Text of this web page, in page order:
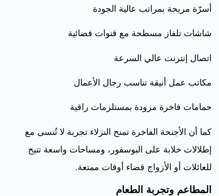
أسرّة مريحة بمراتب عالية الجودة
شاشات تلفاز مسطحة مع قنوات فضائية
اتصال إنترنت عالي السرعة
مكاتب عمل أنيقة تناسب رجال الأعمال
حمامات فاخرة مزودة بمستلزمات راقية
كما أن الأجنحة الفاخرة تمنح النزلاء تجربة لا تُنسى مع
إطلالات خلابة على البوسفور، ومساحات واسعة تتيح
للعائلات أو الأزواج قضاء أوقات ممتعة.
المطاعم وتجربة الطعام